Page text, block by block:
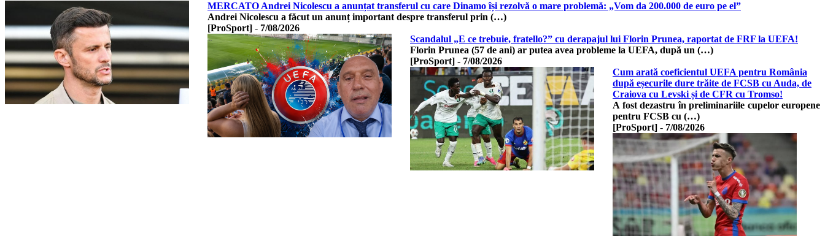
MERCATO Andrei Nicolescu a anunțat transferul cu care Dinamo își rezolvă o mare problemă: „Vom da 200.000 de euro pe el”
Andrei Nicolescu a făcut un anunț important despre transferul prin (…)
[ProSport] - 7/08/2026
Scandalul „E ce trebuie, fratello?” cu derapajul lui Florin Prunea, raportat de FRF la UEFA!
Florin Prunea (57 de ani) ar putea avea probleme la UEFA, după un (…)
[ProSport] - 7/08/2026
Cum arată coeficientul UEFA pentru România
după eșecurile dure trăite de FCSB cu Auda, de
Craiova cu Levski și de CFR cu Tromso!
A fost dezastru în preliminariile cupelor europene
pentru FCSB cu (…)
[ProSport] - 7/08/2026